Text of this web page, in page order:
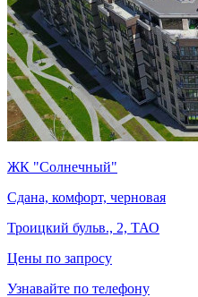
ЖК "Солнечный"
Сдана, комфорт, черновая
Троицкий бульв., 2, ТАО
Цены по запросу
Узнавайте по телефону